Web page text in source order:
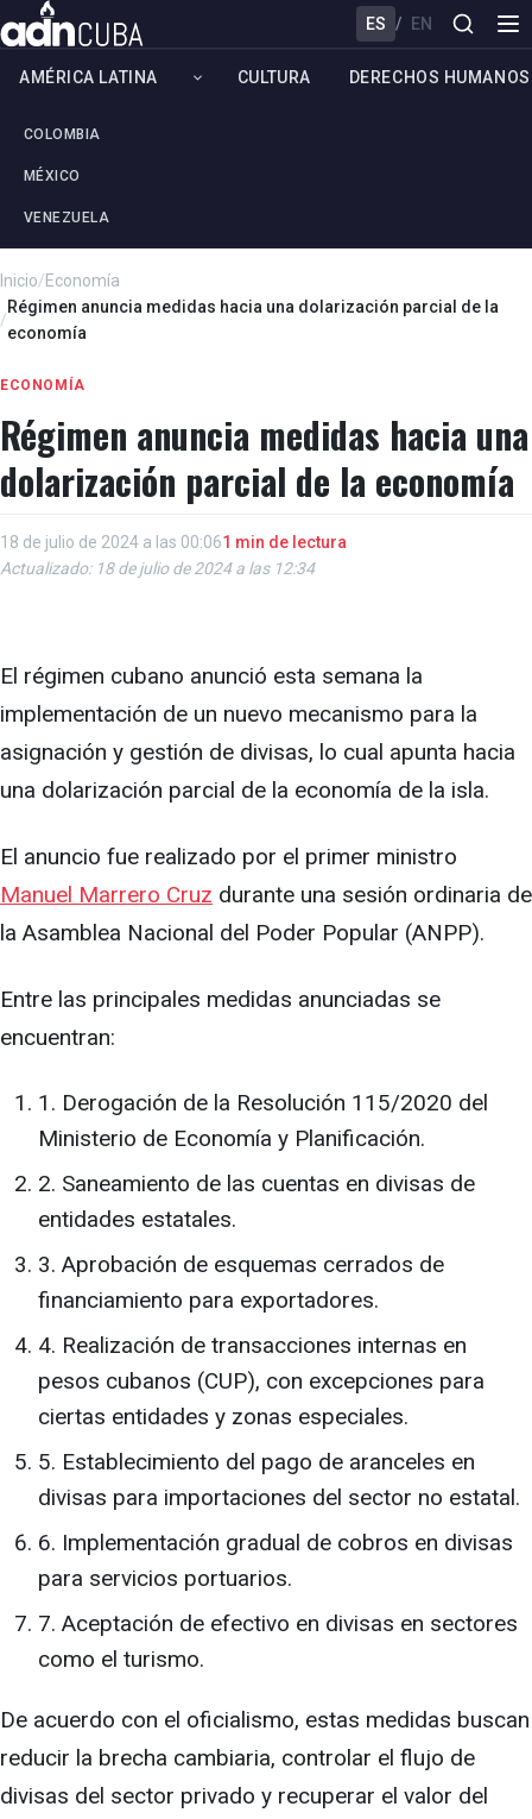
ES / EN
AMÉRICA LATINA
COLOMBIA
MÉXICO
VENEZUELA
CULTURA DERECHOS HUMANOS
Inicio/Economía
/
Régimen anuncia medidas hacia una dolarización parcial de la
economía
ECONOMÍA
Régimen anuncia medidas hacia una
dolarización parcial de la economía
18 de julio de 2024 a las 00:061 min de lectura
Actualizado: 18 de julio de 2024 a las 12:34
El régimen cubano anunció esta semana la
implementación de un nuevo mecanismo para la
asignación y gestión de divisas, lo cual apunta hacia
una dolarización parcial de la economía de la isla.
El anuncio fue realizado por el primer ministro
Manuel Marrero Cruz durante una sesión ordinaria de
la Asamblea Nacional del Poder Popular (ANPP).
Entre las principales medidas anunciadas se
encuentran:
1. Derogación de la Resolución 115/2020 del
Ministerio de Economía y Planificación.
2. Saneamiento de las cuentas en divisas de
entidades estatales.
3. Aprobación de esquemas cerrados de
financiamiento para exportadores.
4. Realización de transacciones internas en
pesos cubanos (CUP), con excepciones para
ciertas entidades y zonas especiales.
5. Establecimiento del pago de aranceles en
divisas para importaciones del sector no estatal.
6. Implementación gradual de cobros en divisas
para servicios portuarios.
7. Aceptación de efectivo en divisas en sectores
como el turismo.
De acuerdo con el oficialismo, estas medidas buscan
reducir la brecha cambiaria, controlar el flujo de
divisas del sector privado y recuperar el valor del